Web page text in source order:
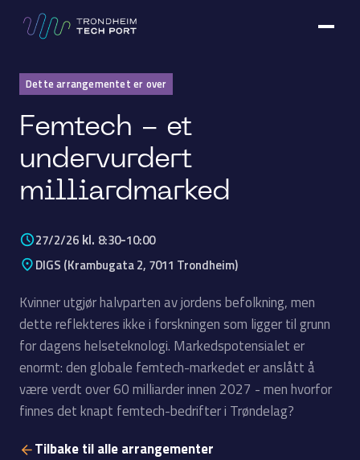
Dette arrangementet er over
Femtech - et
undervurdert
milliardmarked
27/2/26 kl. 8:30-10:00
DIGS (Krambugata 2, 7011 Trondheim)
Kvinner utgjør halvparten av jordens befolkning, men
dette reflekteres ikke i forskningen som ligger til grunn
for dagens helseteknologi. Markedspotensialet er
enormt: den globale femtech-markedet er anslått å
være verdt over 60 milliarder innen 2027 - men hvorfor
finnes det knapt femtech-bedrifter i Trøndelag?
Tilbake til alle arrangementer